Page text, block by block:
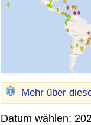
Mehr über
Datum wählen:
Kriminalitäts-